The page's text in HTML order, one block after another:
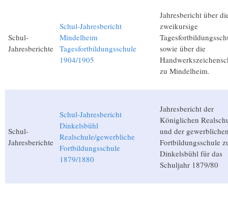
Schul-
Jahresberichte
Schul-Jahresbericht
Mindelheim
Tagesfortbildungsschule
1904/1905
Jahresbericht über
zweikursige
sowie über die
zu Mindelheim.
Schul-
Jahresberichte
Schul-Jahresbericht
Dinkelsbühl
Realschule/gewerbliche
Fortbildungsschule
1879/1880
Jahresbericht der
Königlichen
und der
Fortbildungsschule
Dinkelsbühl für das
Schuljahr 1879/80